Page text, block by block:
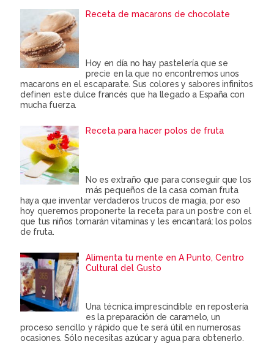
Receta de macarons de chocolate
Hoy en día no hay pastelería que se
precie en la que no encontremos unos
macarons en el escaparate. Sus colores y sabores infinitos
definen este dulce francés que ha llegado a España con
mucha fuerza.
Receta para hacer polos de fruta
No es extraño que para conseguir que los
más pequeños de la casa coman fruta
haya que inventar verdaderos trucos de magia, por eso
hoy queremos proponerte la receta para un postre con el
que tus niños tomarán vitaminas y les encantará: los polos
de fruta.
Alimenta tu mente en A Punto, Centro
Cultural del Gusto
Una técnica imprescindible en repostería
es la preparación de caramelo, un
proceso sencillo y rápido que te será útil en numerosas
ocasiones. Sólo necesitas azúcar y agua para obtenerlo.